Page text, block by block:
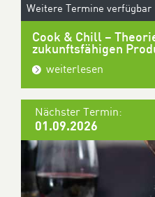
Weitere Termine verfügbar
Cook & Chill –
zukunftsfähigen
weiterlesen
Nächster Termin:
01.09.2026